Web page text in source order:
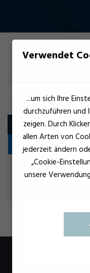
FILTER
Produkt
Værnemidler
UV
Verwendet
...um sich Ihre
durchzuführen und
zeigen. Durch
allen Arten von
jederzeit ändern
„Cookie-
unsere